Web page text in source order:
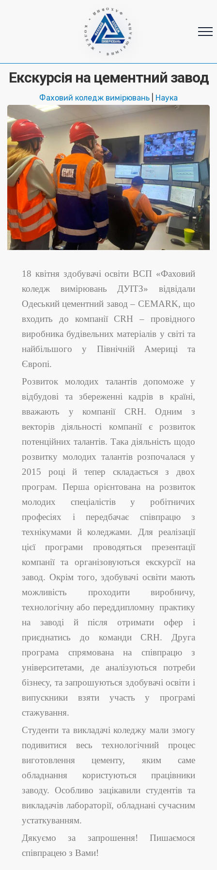
* ФАХОВИЙ * КОЛЕДЖ * ВИМІРЮВАНЬ
Екскурсія на цементний завод
Фаховий коледж вимірювань Наука
18 квітня здобувачі освіти ВСП «Фаховий
коледж вимірювань ДУІТЗ» відвідали
Одеський цементний завод – CEMARK, що
входить до компанії CRH – провідного
виробника будівельних матеріалів у світі та
найбільшого у Північній Америці та
Європі.
Розвиток молодих талантів допоможе у
відбудові та збереженні кадрів в країні,
вважають у компанії CRH. Одним з
векторів діяльності компанії є розвиток
потенційних талантів. Така діяльність щодо
розвитку молодих талантів розпочалася у
2015 році й тепер складається з двох
програм. Перша орієнтована на розвиток
молодих спеціалістів у робітничих
професіях і передбачає співпрацю з
технікумами й коледжами. Для реалізації
цієї програми проводяться презентації
компанії та організовуються екскурсії на
завод. Окрім того, здобувачі освіти мають
можливість проходити виробничу,
технологічну або переддипломну практику
на заводі й після отримати офер і
приєднатись до команди CRH. Друга
програма спрямована на співпрацю з
університетами, де аналізуються потреби
бізнесу, та запрошуються здобувачі освіти і
випускники взяти участь у програмі
стажування.
Студенти та викладачі коледжу мали змогу
подивитися весь технологічний процес
виготовлення цементу, яким саме
обладнання користуються працівники
заводу. Особливо зацікавили студентів та
викладачів лабораторії, обладнані сучасним
устаткуванням.
Дякуємо за запрошення! Пишаємося
співпрацею з Вами!